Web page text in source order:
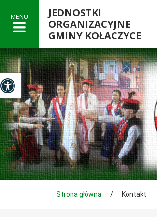
MENU
JEDNOSTKI
ORGANIZACYJNE
GMINY KOŁACZYCE
Tutaj jesteś
Strona główna / Kontakt

Panel dostosowania ułatwień dostępu